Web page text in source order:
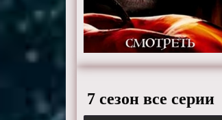
7 сезон все серии